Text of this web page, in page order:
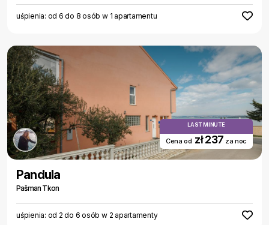
uśpienia: od 6 do 8 osób w 1 apartamentu
LAST MINUTE
Cena od zł 237 za noc
Pandula
Pašman Tkon
uśpienia: od 2 do 6 osób w 2 apartamenty